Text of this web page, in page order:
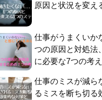
原因と状況を変え
仕事がうまくいか
つの原因と対処法
に必要な7つの考
仕事のミスが減
るミスを断ち切る